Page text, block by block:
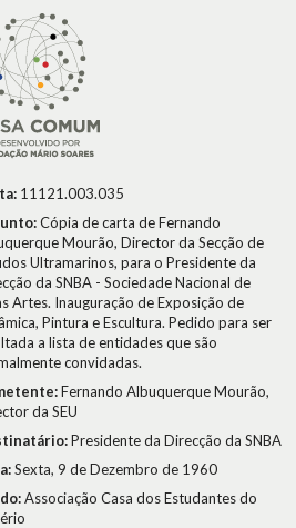
11121.003.035
Cópia de carta de Fernando
Mourão, Director da Secção de
Ultramarinos, para o Presidente da
da SNBA - Sociedade Nacional de
Artes. Inauguração de Exposição de
Pintura e Escultura. Pedido para ser
a lista de entidades que são
convidadas.
Fernando Albuquerque Mourão,
da SEU
Presidente da Direcção da SNBA
Sexta, 9 de Dezembro de 1960
Associação Casa dos Estudantes do